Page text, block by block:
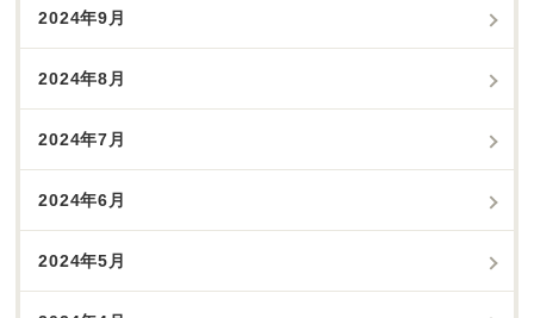
2024年9月
2024年8月
2024年7月
2024年6月
2024年5月